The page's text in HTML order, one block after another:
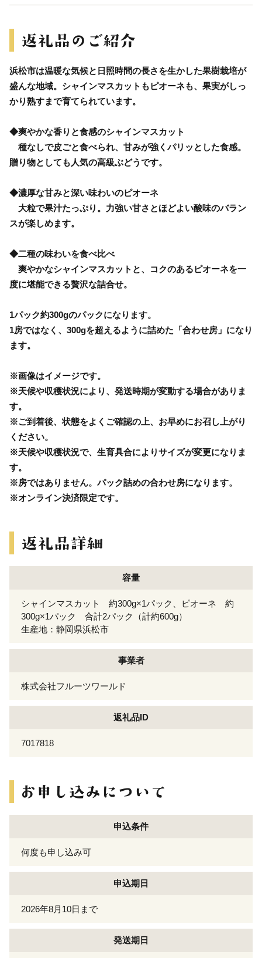
浜松市は温暖な気候と日照時間の長さを生かした果樹栽培が
盛んな地域。シャインマスカットもピオーネも、果実がしっ
かり熟すまで育てられています。
◆爽やかな香りと食感のシャインマスカット
種なしで皮ごと食べられ、甘みが強くパリッとした食感。
贈り物としても人気の高級ぶどうです。
◆濃厚な甘みと深い味わいのピオーネ
大粒で果汁たっぷり。力強い甘さとほどよい酸味のバラン
スが楽しめます。
◆二種の味わいを食べ比べ
爽やかなシャインマスカットと、コクのあるピオーネを一
度に堪能できる贅沢な詰合せ。
1パック約300gのパックになります。
1房ではなく、300gを超えるように詰めた「合わせ房」になり
ます。
※画像はイメージです。
※天候や収穫状況により、発送時期が変動する場合がありま
す。
※ご到着後、状態をよくご確認の上、お早めにお召し上がり
ください。
※天候や収穫状況で、生育具合によりサイズが変更になりま
す。
※房ではありません。パック詰めの合わせ房になります。
※オンライン決済限定です。
容量
シャインマスカット 約300g×1パック、ピオーネ 約
300g×1パック 合計2パック（計約600g）
生産地：静岡県浜松市
事業者
株式会社フルーツワールド
返礼品ID
7017818
申込条件
何度も申し込み可
申込期日
2026年8月10日まで
発送期日